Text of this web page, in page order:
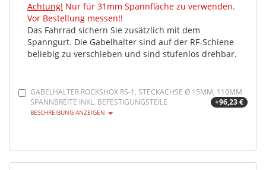
Achtung! Nur für 31mm Spannfläche zu verwenden.
Vor Bestellung messen!!
Das Fahrrad sichern Sie zusätzlich mit dem
Spanngurt. Die Gabelhalter sind auf der RF-Schiene
beliebig zu verschieben und sind stufenlos drehbar.
GABELHALTER ROCKSHOX RS-1, STECKACHSE Ø 15MM, 110MM
SPANNBREITE INKL. BEFESTIGUNGSTEILE
+96,23 €
BESCHREIBUNG ANZEIGEN